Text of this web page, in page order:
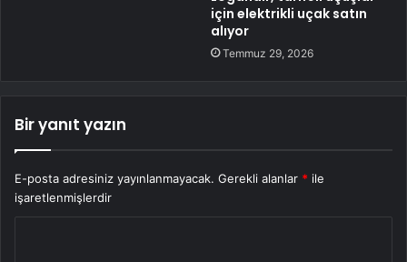
için elektrikli uçak satın
alıyor
Temmuz 29, 2026
Bir yanıt yazın
E-posta adresiniz yayınlanmayacak. Gerekli alanlar * ile
işaretlenmişlerdir